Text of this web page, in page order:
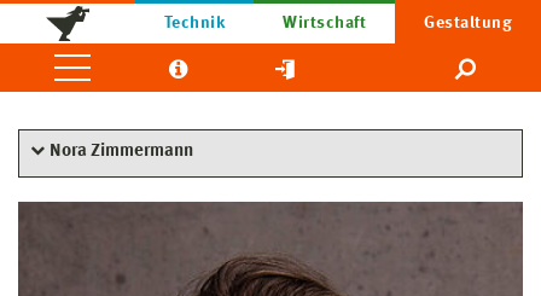
Technik Wirtschaft Gestaltung
Nora Zimmermann